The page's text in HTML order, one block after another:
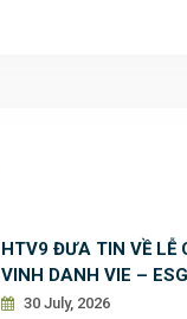
HTV9 ĐƯA TIN VỀ LỄ
VINH DANH VIE –
30 July, 2026